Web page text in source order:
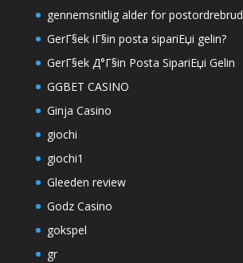
gennemsnitlig alder for postordrebrud
GerГ§ek iГ§in posta sipariЕџi gelin?
GerГ§ek Д°Г§in Posta SipariЕџi Gelin
GGBET CASINO
Ginja Casino
giochi
giochi1
Gleeden review
Godz Casino
gokspel
gr